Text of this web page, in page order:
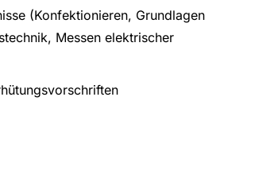
(Konfektionieren, Grundlagen
Messen elektrischer